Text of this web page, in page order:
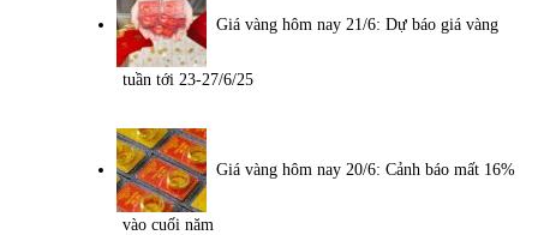
Giá vàng hôm nay 21/6: Dự báo giá vàng
tuần tới 23-27/6/25
Giá vàng hôm nay 20/6: Cảnh báo mất 16%
vào cuối năm